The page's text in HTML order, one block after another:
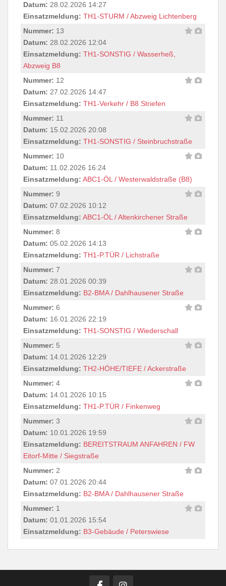
Datum: 28.02.2026 14:27
Einsatzmeldung: TH1-STURM / Abzweig Lichtenberg
Nummer: 13
Datum: 28.02.2026 12:04
Einsatzmeldung: TH1-SONSTIG / Wasserheß,
Abzweig B8
Nummer: 12
Datum: 27.02.2026 14:47
Einsatzmeldung: TH1-Verkehr / B8 Striefen
Nummer: 11
Datum: 15.02.2026 20:08
Einsatzmeldung: TH1-SONSTIG / Steinbruchstraße
Nummer: 10
Datum: 11.02.2026 16:24
Einsatzmeldung: ABC1-ÖL / Westerwaldstraße (B8)
Nummer: 9
Datum: 07.02.2026 10:12
Einsatzmeldung: ABC1-ÖL / Altenkirchener Straße
Nummer: 8
Datum: 05.02.2026 14:13
Einsatzmeldung: TH1-P.TÜR / Lichstraße
Nummer: 7
Datum: 28.01.2026 00:39
Einsatzmeldung: B2-BMA / Dahlhausener Straße
Nummer: 6
Datum: 16.01.2026 22:19
Einsatzmeldung: TH1-SONSTIG / Wiederschall
Nummer: 5
Datum: 14.01.2026 12:29
Einsatzmeldung: TH2-HÖHE/TIEFE / Ackerstraße
Nummer: 4
Datum: 14.01.2026 10:15
Einsatzmeldung: TH1-P.TÜR / Finkenweg
Nummer: 3
Datum: 10.01.2026 19:59
Einsatzmeldung: BEREITSTRAUM ANFAHREN / FW
Eitorf-Mitte / Siegstraße
Nummer: 2
Datum: 07.01.2026 20:44
Einsatzmeldung: B2-BMA / Dahlhausener Straße
Nummer: 1
Datum: 01.01.2026 15:54
Einsatzmeldung: B3-Gebäude / Peterswiese